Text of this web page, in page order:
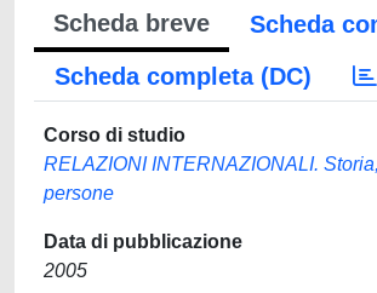
Scheda breve
Scheda
Scheda completa (DC)
Corso di studio
RELAZIONI INTERNAZIONALI.
persone
Data di pubblicazione
2005